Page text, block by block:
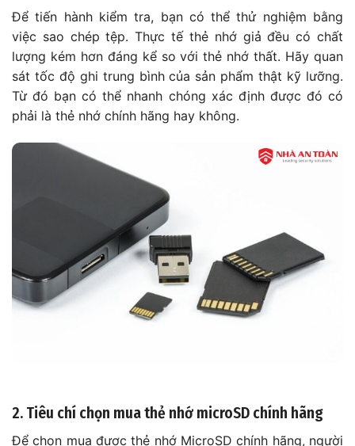
Để tiến hành kiểm tra, bạn có thể thử nghiệm bằng
việc sao chép tệp. Thực tế thẻ nhớ giả đều có chất
lượng kém hơn đáng kể so với thẻ nhớ thất. Hãy quan
sát tốc độ ghi trung bình của sản phẩm thật kỹ lưỡng.
Từ đó bạn có thể nhanh chóng xác định được đó có
phải là thẻ nhớ chính hãng hay không.
2. Tiêu chí chọn mua thẻ nhớ microSD chính hãng
Để chọn mua được thẻ nhớ MicroSD chính hãng, người